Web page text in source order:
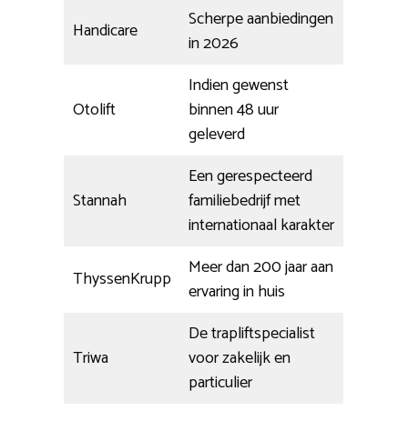
Handicare
Scherpe aanbiedingen
in 2026
Otolift
Indien gewenst
binnen 48 uur
geleverd
Stannah
Een gerespecteerd
familiebedrijf met
internationaal karakter
ThyssenKrupp
Meer dan 200 jaar aan
ervaring in huis
Triwa
De trapliftspecialist
voor zakelijk en
particulier